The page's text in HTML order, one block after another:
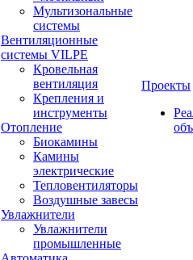
Мультизональные
системы
Вентиляционные
системы VILPE
Кровельная
вентиляция
Крепления и
инструменты
Отопление
Биокамины
Камины
электрические
Тепловентиляторы
Воздушные завесы
Увлажнители
Увлажнители
промышленные
Проекты